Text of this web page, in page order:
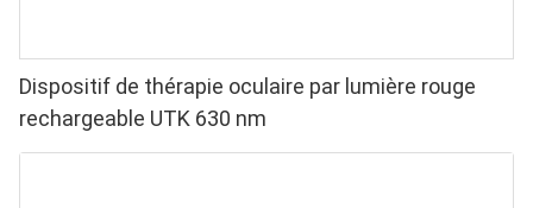
Dispositif de thérapie oculaire par lumière rouge
rechargeable UTK 630 nm